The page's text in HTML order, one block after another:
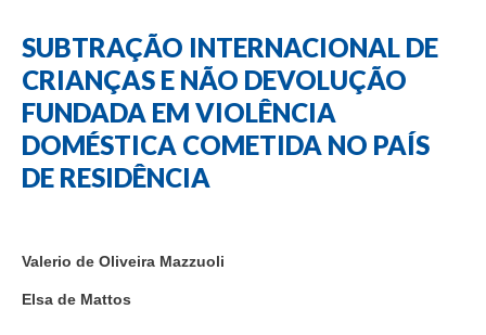
SUBTRAÇÃO INTERNACIONAL DE
CRIANÇAS E NÃO DEVOLUÇÃO
FUNDADA EM VIOLÊNCIA
DOMÉSTICA COMETIDA NO PAÍS
DE RESIDÊNCIA
Valerio de Oliveira Mazzuoli
Elsa de Mattos